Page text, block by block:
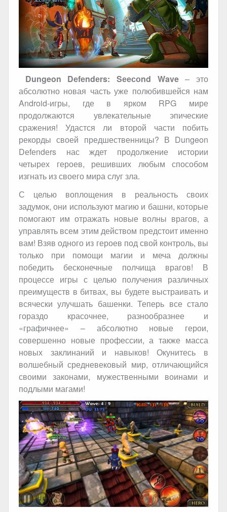
Dungeon Dеfеndеrs: Sеесоnd Wave– это
абсолютно новая часть уже полюбившейся нам
Android-игры, где в ярком RPG мире
продолжаются увлекательные эпические
сражения! Удастся ли второй части побить
рекорды своей предшественницы? В Dungeon
Dеfеndеrs нас ждет продолжение истории
четырех героев, решивших любым способом
изгнать из своего мира слуг зла.
С целью воплощения в реальность своих
задумок, они используют магию и башни, которые
помогают им отражать новые волны врагов, а
управлять всем этим действом предстоит именно
вам! Взяв одного из героев под свой контроль, вы
только при помощи магии и меча должны
победить бесконечные полчища врагов! В
процессе игры с целью получения различных
преимуществ в битвах, вы будете выстраивать и
всячески улучшать башенки. Теперь все стало
гораздо красочнее, разнообразнее и
«графичнее» – абсолютно новые герои,
совершенно новые профессии, а также масса
новых заклинаний и навыков! Окунитесь в
волшебный средневековый мир, отличающийся
своими законами, мужественными воинами и
подлыми магами!